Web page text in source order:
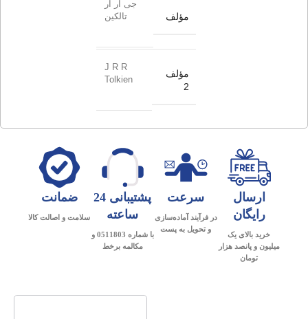
مؤلف
جی آر آر
تالکین
مؤلف
2
J R R
Tolkien
ارسال
رایگان
خرید بالای یک
میلیون و پانصد هزار
تومان
سرعت
در فرآیند آماده‌سازی
و تحویل به پست
پشتیبانی 24
ساعته
با شماره 0511803 و
مکالمه برخط
ضمانت
سلامت و اصالت کالا